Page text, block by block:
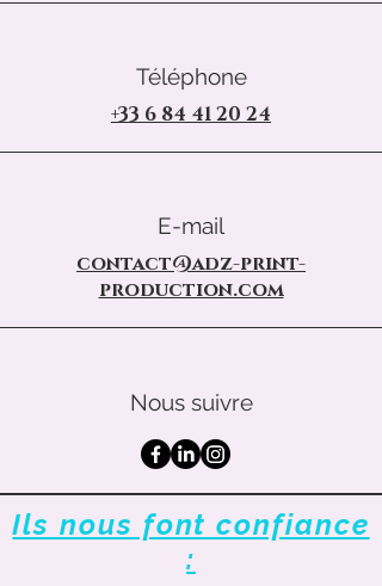
Téléphone
+33 6 84 41 20 24
E-mail
contact@adz-print-
production.com
Nous suivre
Ils nous font confiance
: